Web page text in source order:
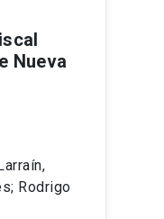
Nueva
Rodrigo